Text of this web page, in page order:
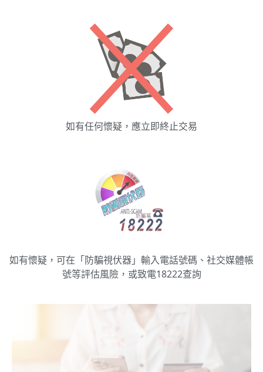
如有任何懷疑，應立即終止交易
如有懷疑，可在「防騙視伏器」輸入電話號碼、社交媒體帳
號等評估風險，或致電18222查詢